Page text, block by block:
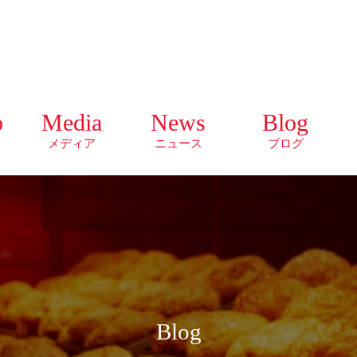
Media
メディア
News
ニュース
Blog
ブログ
Blog